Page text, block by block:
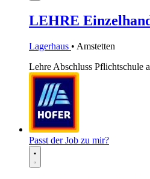
LEHRE
Lagerhaus • Amstetten
Lehre Abschluss Pflichtschule
Passt der Job zu mir?